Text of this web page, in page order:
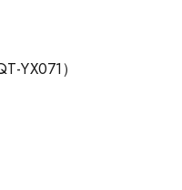
YX071）